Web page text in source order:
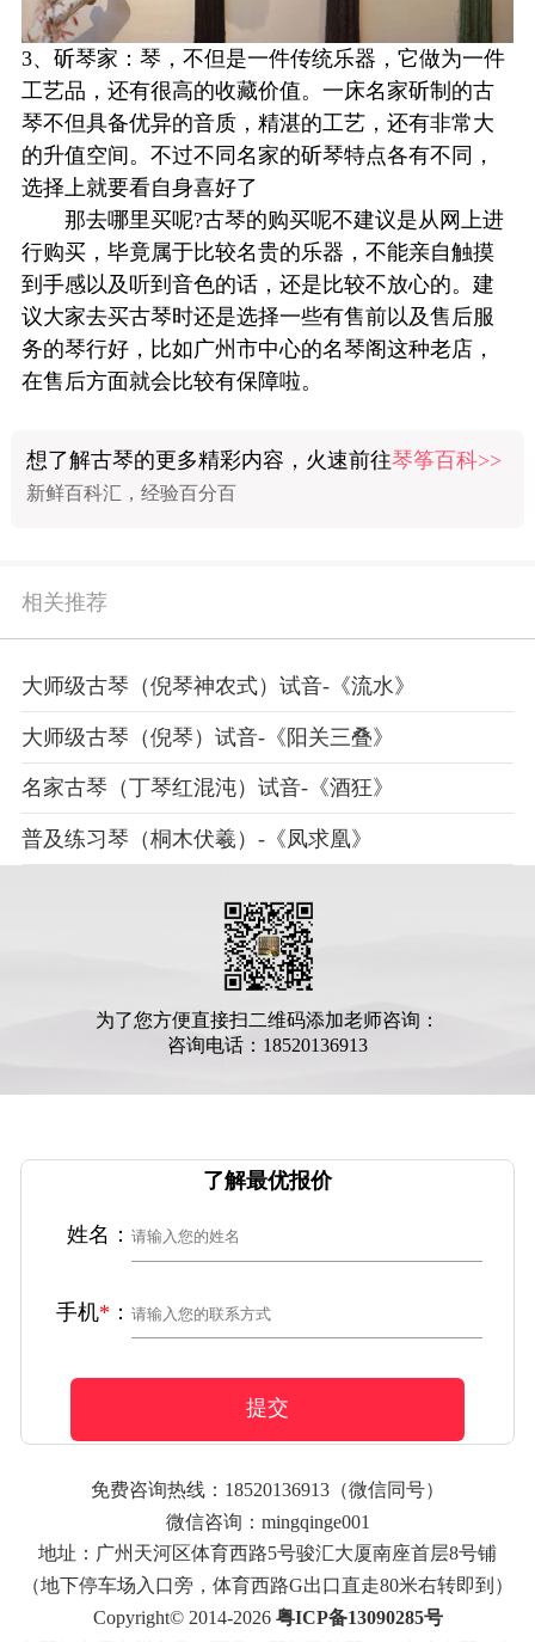
3、斫琴家：琴，不但是一件传统乐器，它做为一件
工艺品，还有很高的收藏价值。一床名家斫制的古
琴不但具备优异的音质，精湛的工艺，还有非常大
的升值空间。不过不同名家的斫琴特点各有不同，
选择上就要看自身喜好了
那去哪里买呢?古琴的购买呢不建议是从网上进
行购买，毕竟属于比较名贵的乐器，不能亲自触摸
到手感以及听到音色的话，还是比较不放心的。建
议大家去买古琴时还是选择一些有售前以及售后服
务的琴行好，比如广州市中心的名琴阁这种老店，
在售后方面就会比较有保障啦。
想了解古琴的更多精彩内容，火速前往琴筝百科>>
新鲜百科汇，经验百分百
相关推荐
大师级古琴（倪琴神农式）试音-《流水》
大师级古琴（倪琴）试音-《阳关三叠》
名家古琴（丁琴红混沌）试音-《酒狂》
普及练习琴（桐木伏羲）-《凤求凰》
为了您方便直接扫二维码添加老师咨询：
咨询电话：18520136913
了解最优报价
姓名：
手机* ：
提交
免费咨询热线： 18520136913 （微信同号）
微信咨询：mingqinge001
地址：广州天河区体育西路5号骏汇大厦南座首层8号铺
（地下停车场入口旁，体育西路G出口直走80米右转即到）
Copyright© 2014-2026 粤ICP备13090285号